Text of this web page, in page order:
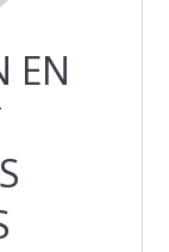
EN